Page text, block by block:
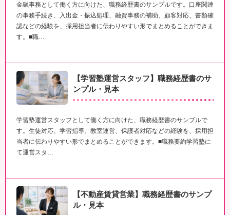
金融事務として働く方に向けた、職務経歴書のサンプルです。口座関連
の事務手続き、入出金・振込処理、融資事務の補助、顧客対応、書類確
認などの経験を、採用担当者に伝わりやすい形でまとめることができま
す。■職…
【学習塾運営スタッフ】職務経歴書のサ
ンプル・見本
学習塾運営スタッフとして働く方に向けた、職務経歴書のサンプルで
す。生徒対応、学習指導、教室運営、保護者対応などの経験を、採用担
当者に伝わりやすい形でまとめることができます。■職務要約学習塾に
て運営スタ…
【不動産賃貸営業】職務経歴書のサンプ
ル・見本